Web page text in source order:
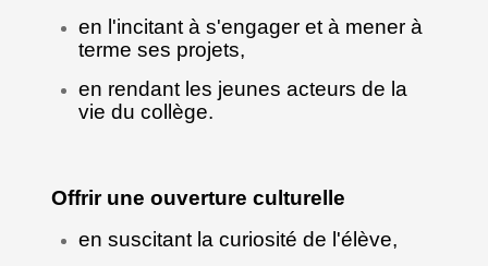
en l'incitant à s'engager et à mener à
terme ses projets,
en rendant les jeunes acteurs de la
vie du collège.
Offrir une ouverture culturelle
en suscitant la curiosité de l'élève,